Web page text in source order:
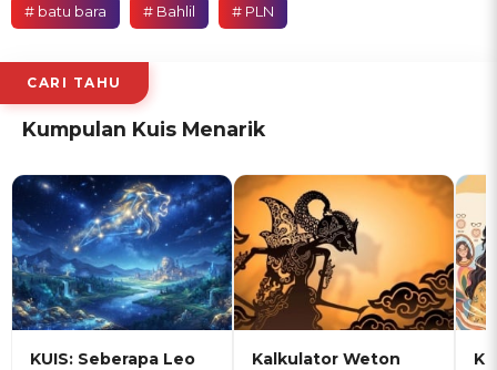
# batu bara # Bahlil # PLN
CARI TAHU
Kumpulan Kuis Menarik
KUIS: Seberapa Leo
Kalkulator Weton